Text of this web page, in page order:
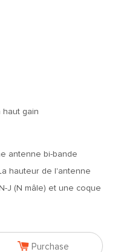
haut gain
antenne bi-bande
hauteur de l'antenne
J (N mâle) et une coque
 Purchase